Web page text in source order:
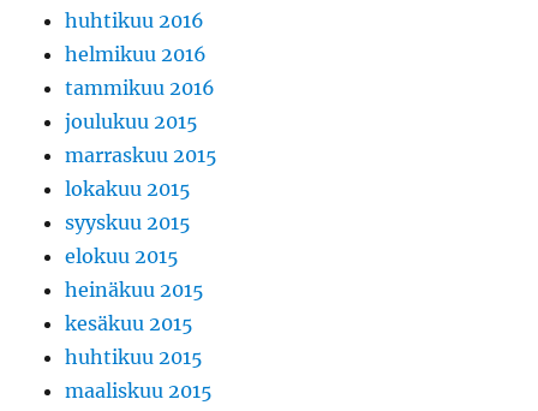
huhtikuu 2016
helmikuu 2016
tammikuu 2016
joulukuu 2015
marraskuu 2015
lokakuu 2015
syyskuu 2015
elokuu 2015
heinäkuu 2015
kesäkuu 2015
huhtikuu 2015
maaliskuu 2015